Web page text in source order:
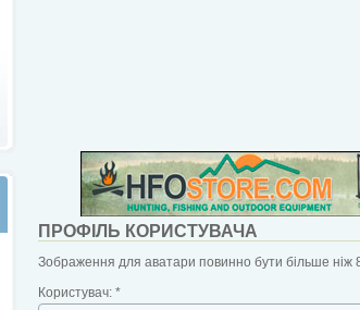
ПРОФІЛЬ КОРИСТУВАЧА
Зображення для аватари повинно бути більше ніж
Користувач: *